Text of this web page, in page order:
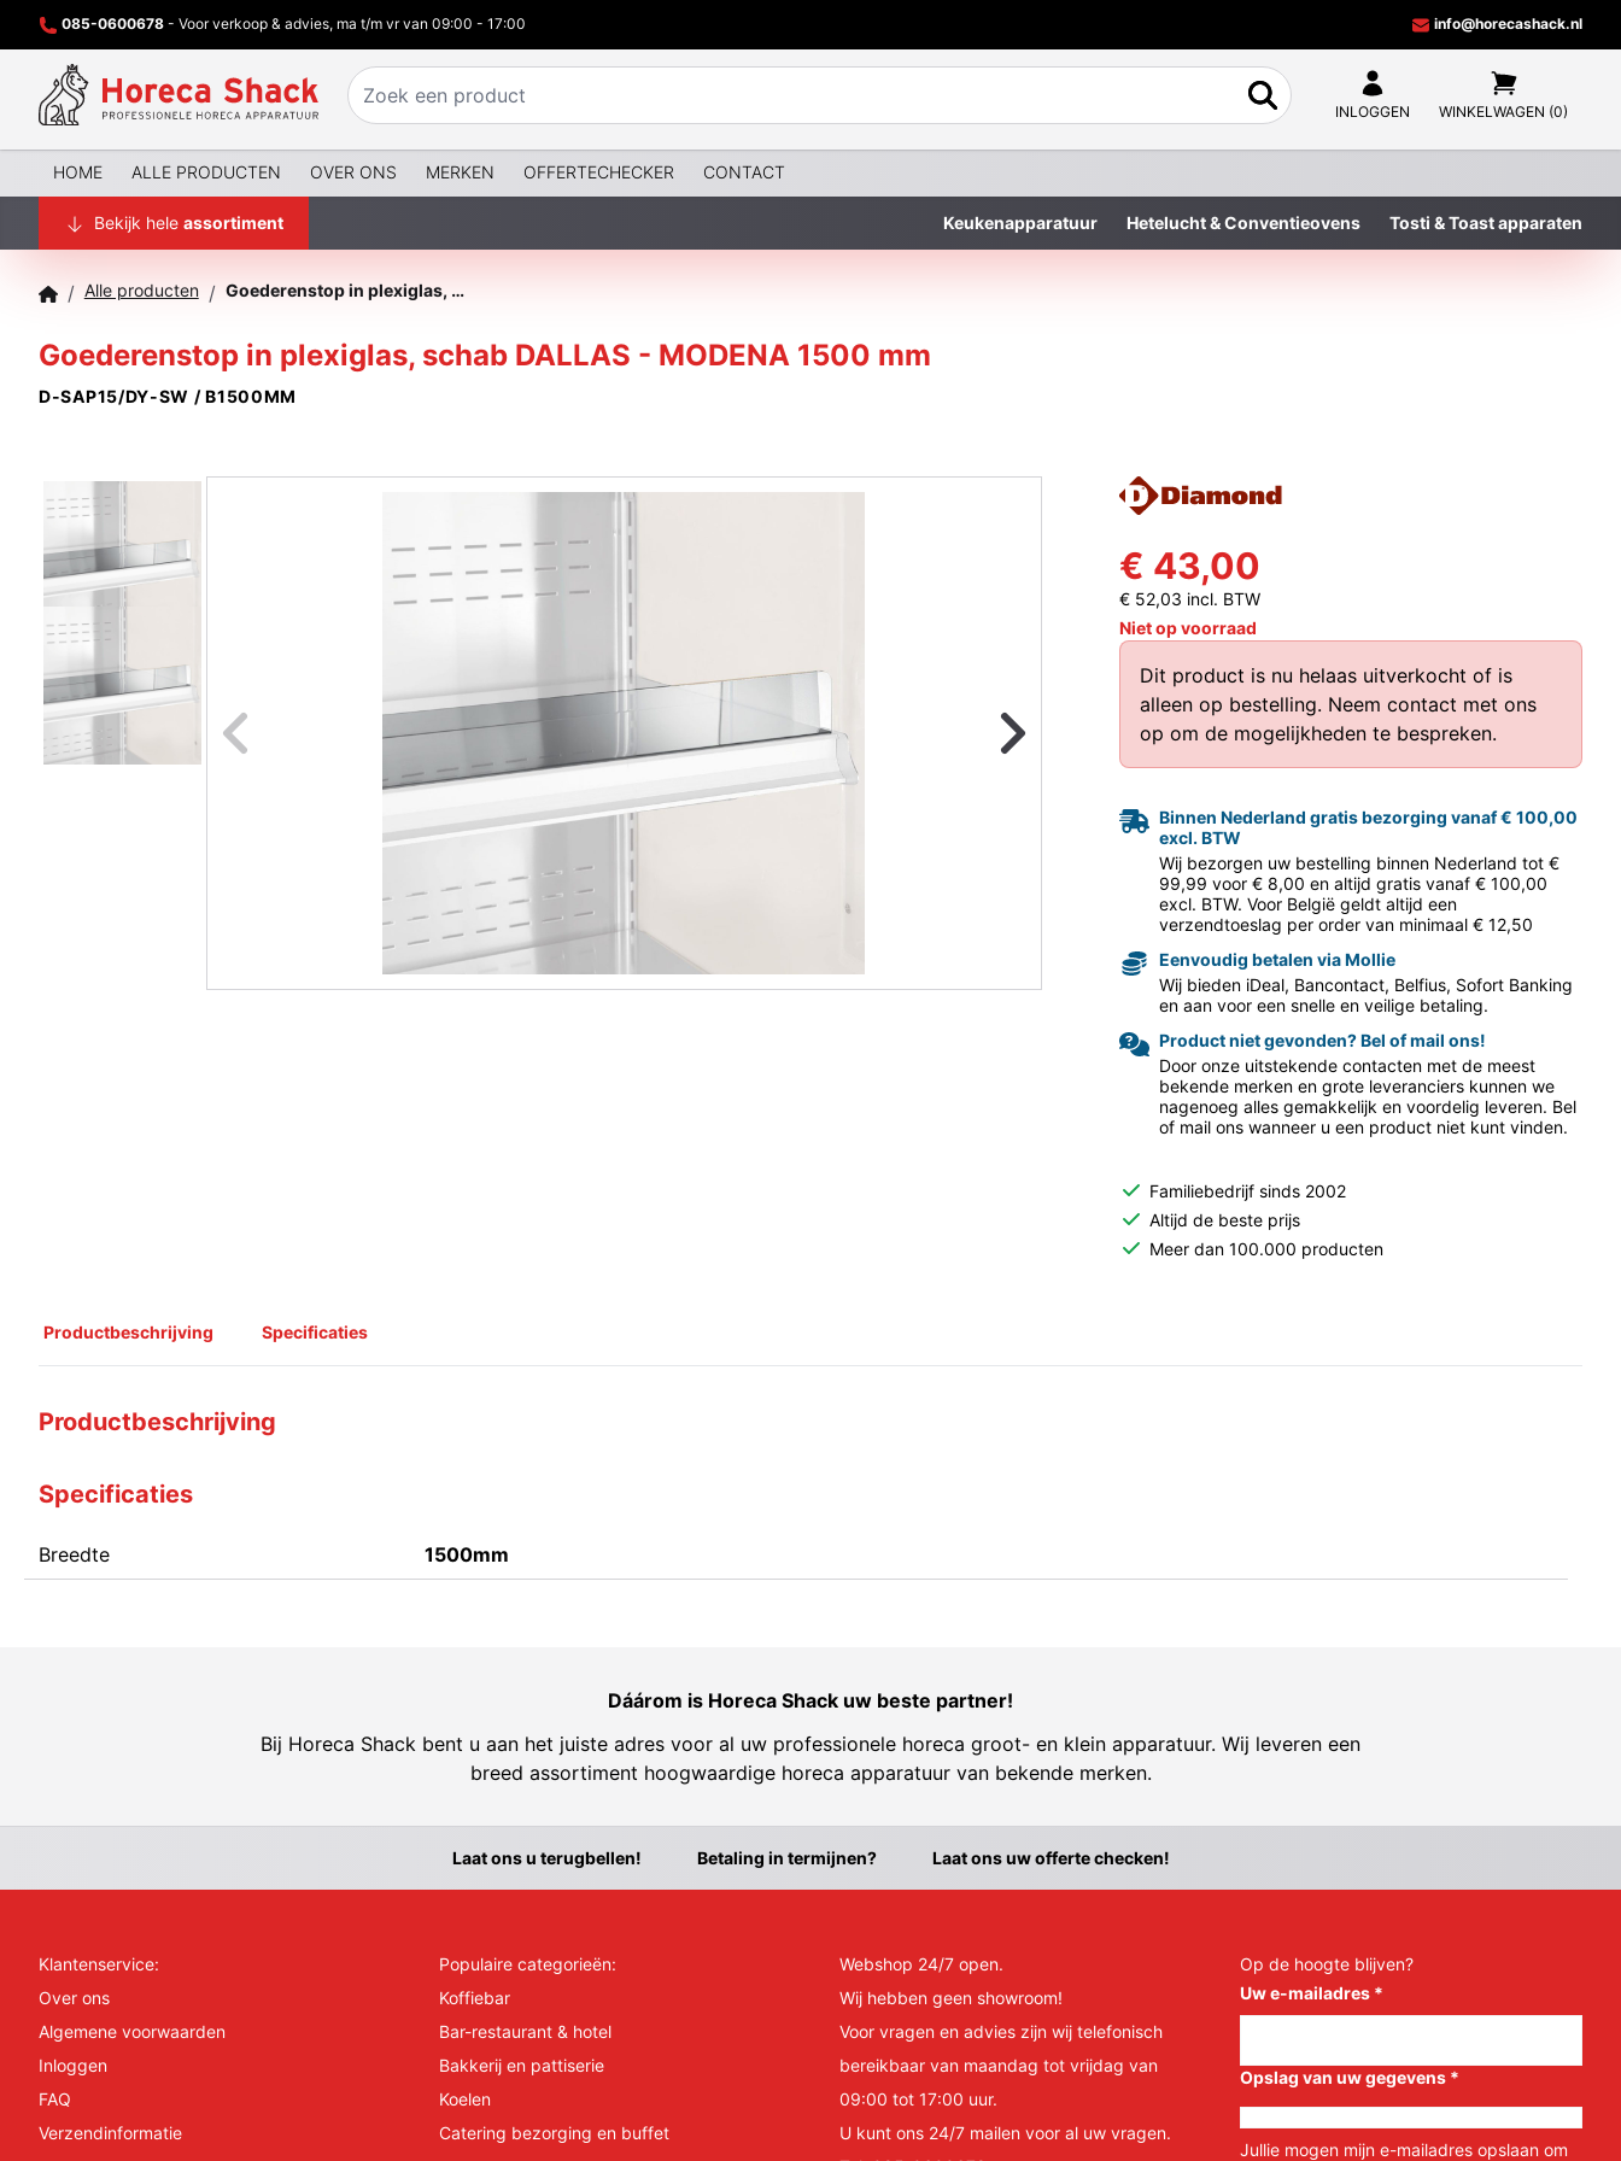
085-0600678 - Voor verkoop & advies, ma t/m vr van 09:00 - 17:00 info@horecashack.nl
INLOGGEN WINKELWAGEN (0)
HOME ALLE PRODUCTEN OVER ONS MERKEN OFFERTECHECKER CONTACT
Bekijk hele assortiment Keukenapparatuur Hetelucht & Conventieovens Tosti & Toast apparaten
/ Alle producten / Goederenstop in plexiglas, schab DALLAS - MODENA 1500 mm
Goederenstop in plexiglas, schab DALLAS - MODENA 1500 mm
D-SAP15/DY-SW / B1500MM
Naar vorige foto Naar volgende
€ 43,00
€ 52,03 incl. BTW
Niet op voorraad
Dit product is nu helaas uitverkocht of is
alleen op bestelling. Neem contact met ons
op om de mogelijkheden te bespreken.
Binnen Nederland gratis bezorging vanaf € 100,00
excl. BTW
Wij bezorgen uw bestelling binnen Nederland tot €
99,99 voor € 8,00 en altijd gratis vanaf € 100,00
excl. BTW. Voor België geldt altijd een
verzendtoeslag per order van minimaal € 12,50
Eenvoudig betalen via Mollie
Wij bieden iDeal, Bancontact, Belfius, Sofort Banking
en aan voor een snelle en veilige betaling.
Product niet gevonden? Bel of mail ons!
Door onze uitstekende contacten met de meest
bekende merken en grote leveranciers kunnen we
nagenoeg alles gemakkelijk en voordelig leveren. Bel
of mail ons wanneer u een product niet kunt vinden.
Familiebedrijf sinds 2002
Altijd de beste prijs
Meer dan 100.000 producten
Productbeschrijving Specificaties
Productbeschrijving
Specificaties
Breedte 1500mm
Dáárom is Horeca Shack uw beste partner!
Bij Horeca Shack bent u aan het juiste adres voor al uw professionele horeca groot- en klein apparatuur. Wij leveren een
breed assortiment hoogwaardige horeca apparatuur van bekende merken.
Laat ons u terugbellen! Betaling in termijnen? Laat ons uw offerte checken!
Klantenservice:
Over ons
Algemene voorwaarden
Inloggen
FAQ
Verzendinformatie
Populaire categorieën:
Koffiebar
Bar-restaurant & hotel
Bakkerij en pattiserie
Koelen
Catering bezorging en buffet
Webshop 24/7 open.
Wij hebben geen showroom!
Voor vragen en advies zijn wij telefonisch
bereikbaar van maandag tot vrijdag van
09:00 tot 17:00 uur.
U kunt ons 24/7 mailen voor al uw vragen.
Op de hoogte blijven?
Uw e-mailadres *
Opslag van uw gegevens *
Jullie mogen mijn e-mailadres opslaan om